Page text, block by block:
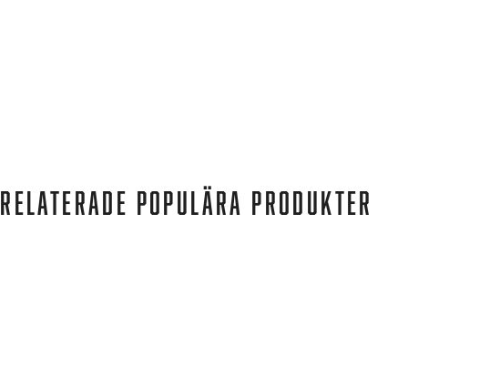
RELATERADE POPULÄRA PRODUKTER